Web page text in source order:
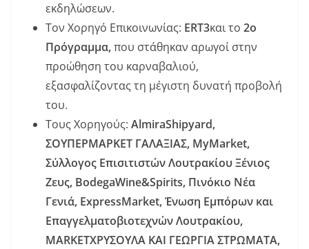
εκδηλώσεων.
Τον Χορηγό Επικοινωνίας: ERT3και το 2ο
Πρόγραμμα,που στάθηκαν αρωγοί στην
προώθηση του καρναβαλιού,
εξασφαλίζοντας τη μέγιστη δυνατή προβολή
του.
Τους Χορηγούς: AlmiraShipyard,
ΣΟΥΠΕΡΜΑΡΚΕΤ ΓΑΛΑΞΙΑΣ, MyMarket,
Σύλλογος Επισιτιστών Λουτρακίου Ξένιος
Ζευς, BodegaWine&Spirits, Πινόκιο Νέα
Γενιά, ExpressMarket, Ένωση Εμπόρων και
Επαγγελματοβιοτεχνών Λουτρακίου,
MARKETXΡΥΣΟΥΛΑ KAI ΓΕΩΡΓΙΑ ΣΤΡΩΜΑΤΑ,